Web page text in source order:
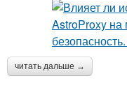
читать дальше →